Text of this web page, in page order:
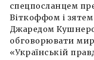
спецпосланцем
Віткоффом і
Джаредом
обговорювати
«Українській